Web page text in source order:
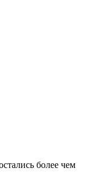
более чем